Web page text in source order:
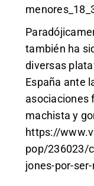
también ha
diversas
España ante
asociaciones
machista y
https://
pop/236023/
jones-por-